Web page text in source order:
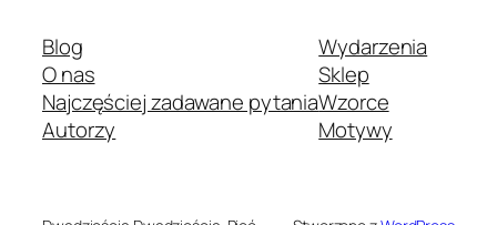
Blog
O nas
Najczęściej zadawane pytania
Autorzy
Wydarzenia
Sklep
Wzorce
Motywy